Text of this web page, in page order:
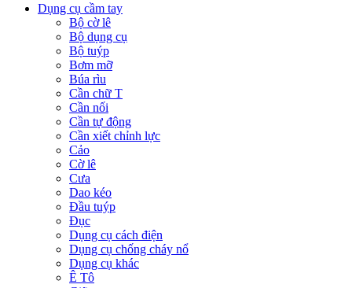
Dụng cụ cầm tay
Bộ cờ lê
Bộ dụng cụ
Bộ tuýp
Bơm mỡ
Búa rìu
Cần chữ T
Cần nối
Cần tự động
Cần xiết chỉnh lực
Cảo
Cờ lê
Cưa
Dao kéo
Đầu tuýp
Đục
Dụng cụ cách điện
Dụng cụ chống cháy nổ
Dụng cụ khác
Ê Tô